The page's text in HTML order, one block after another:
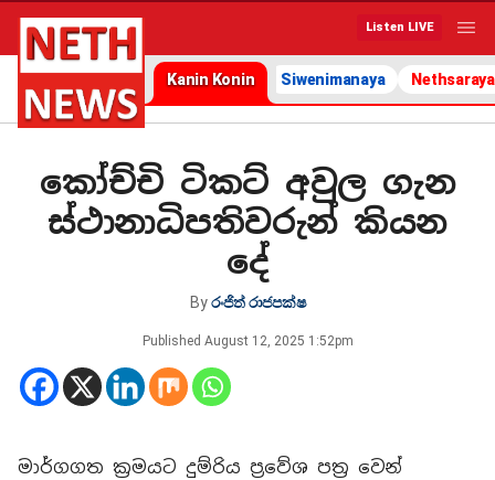
Listen LIVE
Kanin Konin Siwenimanaya Nethsaraya
කෝච්චි ටිකට් අවුල ගැන
ස්ථානාධිපතිවරුන් කියන
දේ
Byරංජිත් රාජපක්ෂ
Published August 12, 2025 1:52pm
මාර්ගගත ක්‍රමයට දුම්රිය ප්‍රවේශ පත්‍ර වෙන්